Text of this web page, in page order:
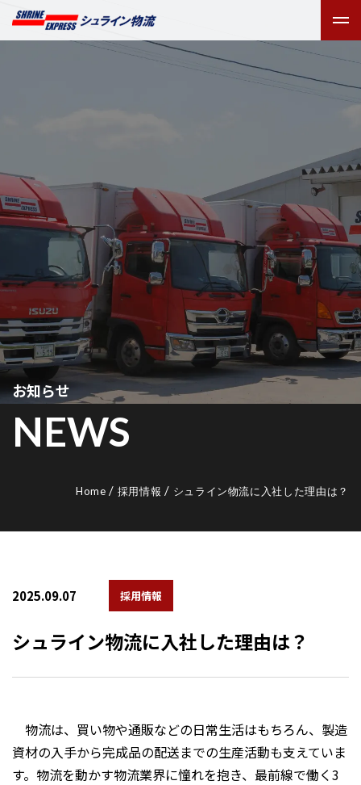
お知らせ
NEWS
Home / 採用情報 / シュライン物流に入社した理由は？
2025.09.07 採用情報
シュライン物流に入社した理由は？
物流は、買い物や通販などの日常生活はもちろん、製造
資材の入手から完成品の配送までの生産活動も支えていま
す。物流を動かす物流業界に憧れを抱き、最前線で働く3